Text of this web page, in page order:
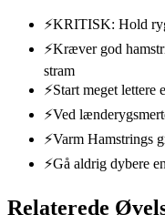
⚡KRITISK: Hold
⚡Kræver god
stram
⚡Start meget lettere
⚡Ved
⚡Varm Hamstrings
⚡Gå aldrig dybere
Relaterede